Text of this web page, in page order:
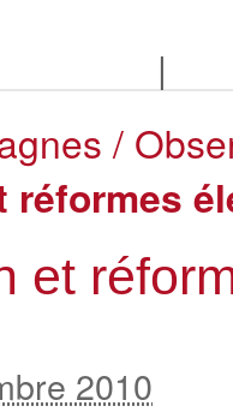
|
/
réformes
et
2010